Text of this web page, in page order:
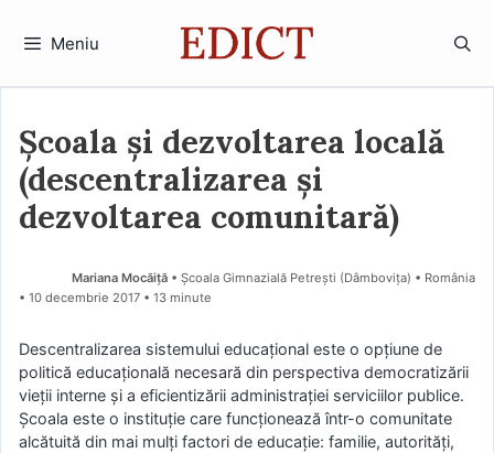
Meniu
Școala și dezvoltarea locală
(descentralizarea și
dezvoltarea comunitară)
Mariana Mocăiţă • Şcoala Gimnazială Petreşti (Dâmboviţa) • România
10 decembrie 2017 • 13 minute
Descentralizarea sistemului educaţional este o opţiune de
politică educaţională necesară din perspectiva democratizării
vieţii interne şi a eficientizării administraţiei serviciilor publice.
Şcoala este o instituţie care funcţionează într-o comunitate
alcătuită din mai mulţi factori de educaţie: familie, autorităţi,